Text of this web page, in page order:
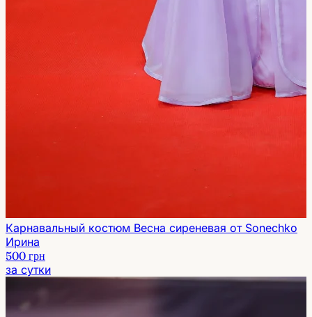
Карнавальный костюм Весна сиреневая от Sonechko
Ирина
500 грн
за сутки